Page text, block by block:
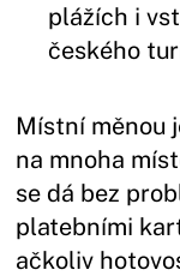
plážích i
českého
Místní měnou
na mnoha
se dá bez
platebními
ačkoliv